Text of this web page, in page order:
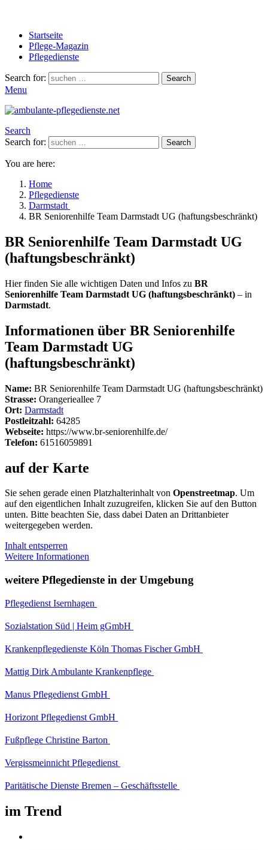
Startseite
Pflege-Magazin
Pflegedienste
Search for: Search
Menu
Search
Search for:
Search
You are here:
Home
Pflegedienste
Darmstadt
BR Seniorenhilfe Team Darmstadt UG (haftungsbeschränkt)
BR Seniorenhilfe Team Darmstadt UG
(haftungsbeschränkt)
Hier finden Sie alle wichtigen Daten und Infos zu BR
Seniorenhilfe Team Darmstadt UG (haftungsbeschränkt) – in
Darmstadt.
Informationen über BR Seniorenhilfe
Team Darmstadt UG
(haftungsbeschränkt)
Name: BR Seniorenhilfe Team Darmstadt UG (haftungsbeschränkt)
Strasse: Orangerieallee 7
Ort: Darmstadt
Postleitzahl: 64285
Webseite: https://www.br-seniorenhilfe.de/
Telefon: 61516059891
auf der Karte
Sie sehen gerade einen Platzhalterinhalt von Openstreetmap. Um
auf den eigentlichen Inhalt zuzugreifen, klicken Sie auf den Button
unten. Bitte beachten Sie, dass dabei Daten an Drittanbieter
weitergegeben werden.
Inhalt entsperren
Weitere Informationen
weitere Pflegedienste in der Umgebung
Pflegedienst Isernhagen
Sozialstation Süd | Heim gGmbH
Krankenpflegedienste Köln Thomas Fischer GmbH
Mattig Dirk Ambulante Krankenpflege
Manus Pflegedienst GmbH
Horizont Pflegedienst GmbH
Fußpflege Christine Barton
Vergissmeinnicht Pflegedienst
Paritätische Dienste Bremen – Geschäftsstelle
im Trend